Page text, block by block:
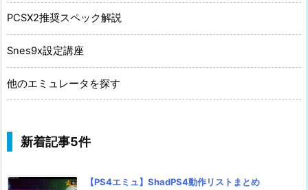
PCSX2推奨スペック解説
Snes9x設定講座
他のエミュレータを探す
新着記事5件
【PS4エミュ】ShadPS4動作リストまとめ